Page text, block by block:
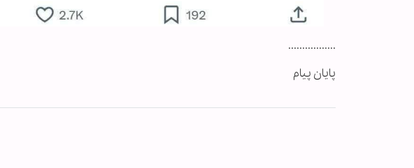
.................
پایان پیام